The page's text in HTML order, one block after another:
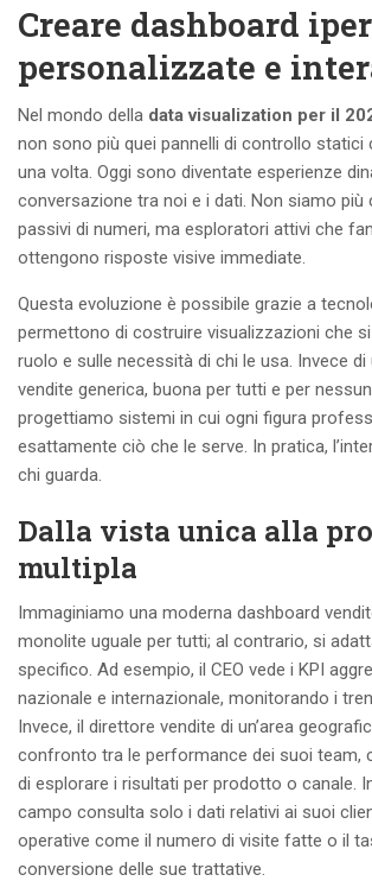
Creare dashboard
personalizzate e
Nel mondo della data visualization per il
non sono più quei pannelli di controllo statici
una volta. Oggi sono diventate esperienze
conversazione tra noi e i dati. Non siamo più
passivi di numeri, ma esploratori attivi che
ottengono risposte visive immediate.
Questa evoluzione è possibile grazie a
permettono di costruire visualizzazioni che
ruolo e sulle necessità di chi le usa. Invece di
vendite generica, buona per tutti e per
progettiamo sistemi in cui ogni figura
esattamente ciò che le serve. In pratica,
chi guarda.
Dalla vista unica alla
multipla
Immaginiamo una moderna dashboard
monolite uguale per tutti; al contrario, si
specifico. Ad esempio, il CEO vede i KPI
nazionale e internazionale, monitorando i
Invece, il direttore vendite di un’area
confronto tra le performance dei suoi team,
di esplorare i risultati per prodotto o canale.
campo consulta solo i dati relativi ai suoi
operative come il numero di visite fatte o il
conversione delle sue trattative.